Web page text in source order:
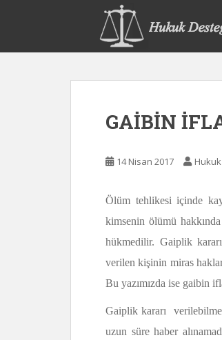
p
GAİBİN
14 Nisan 2017
Ölüm tehlikesi içinde
kimsenin ölümü
hükmedilir. Gaiplik
verilen kişinin miras
Bu yazımızda ise gaibin
Gaiplik kararı
uzun süre haber